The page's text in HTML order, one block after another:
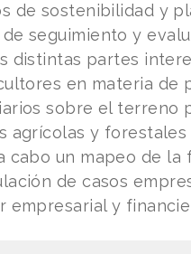
de sostenibilidad y
de seguimiento y
distintas partes
en materia de
sobre el terreno
agrícolas y
cabo un mapeo de la
de casos
empresarial y